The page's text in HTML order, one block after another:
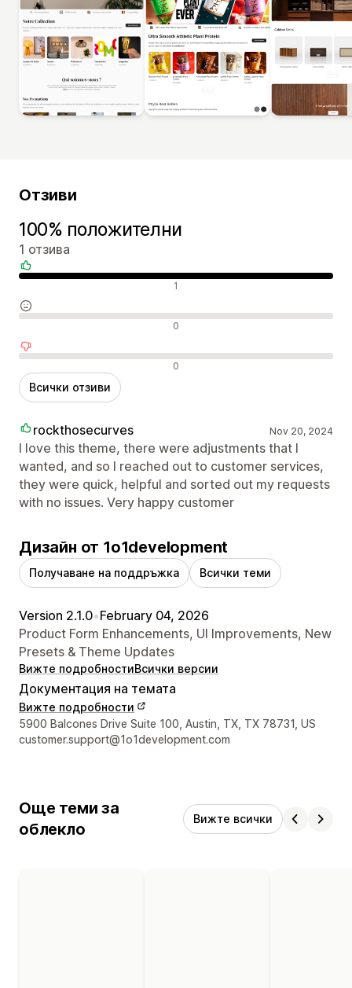
Отзиви
100% положителни
1 отзива
Положителни отзиви 1
Неутрални отзиви 0
Отрицателни отзиви 0
Всички отзиви
rockthosecurves Nov 20, 2024
I love this theme, there were adjustments that I
wanted, and so I reached out to customer services,
they were quick, helpful and sorted out my requests
with no issues. Very happy customer
Дизайн от 1o1development
Получаване на поддръжка Всички теми
Version 2.1.0•February 04, 2026
Product Form Enhancements, UI Improvements, New
Presets & Theme Updates
Вижте подробностиВсички версии
Документация на темата
Вижте подробности
Данни за връзка с дизайнера
5900 Balcones Drive Suite 100, Austin, TX, TX 78731, US
customer.support@1o1development.com
Още теми за
облекло
Вижте всички